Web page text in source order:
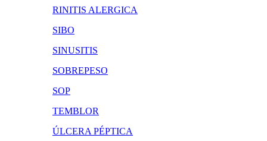
RINITIS ALERGICA
SIBO
SINUSITIS
SOBREPESO
SOP
TEMBLOR
ÚLCERA PÉPTICA